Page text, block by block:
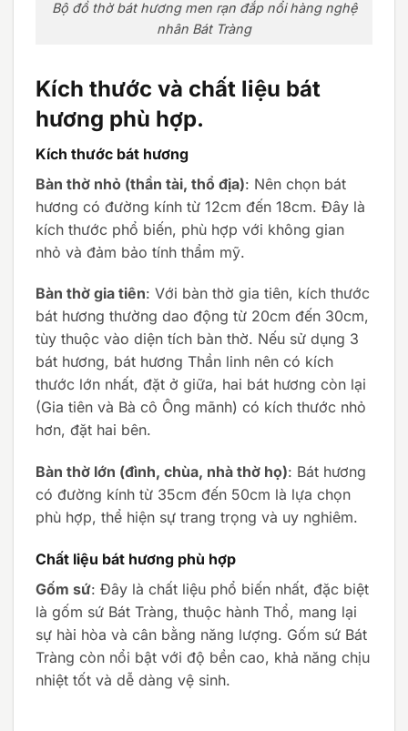
Bộ đồ thờ bát hương men rạn đắp nổi hàng nghệ
nhân Bát Tràng
Kích thước và chất liệu bát
hương phù hợp.
Kích thước bát hương
Bàn thờ nhỏ (thần tài, thổ địa): Nên chọn bát
hương có đường kính từ 12cm đến 18cm. Đây là
kích thước phổ biến, phù hợp với không gian
nhỏ và đảm bảo tính thẩm mỹ.
Bàn thờ gia tiên: Với bàn thờ gia tiên, kích thước
bát hương thường dao động từ 20cm đến 30cm,
tùy thuộc vào diện tích bàn thờ. Nếu sử dụng 3
bát hương, bát hương Thần linh nên có kích
thước lớn nhất, đặt ở giữa, hai bát hương còn lại
(Gia tiên và Bà cô Ông mãnh) có kích thước nhỏ
hơn, đặt hai bên.
Bàn thờ lớn (đình, chùa, nhà thờ họ): Bát hương
có đường kính từ 35cm đến 50cm là lựa chọn
phù hợp, thể hiện sự trang trọng và uy nghiêm.
Chất liệu bát hương phù hợp
Gốm sứ: Đây là chất liệu phổ biến nhất, đặc biệt
là gốm sứ Bát Tràng, thuộc hành Thổ, mang lại
sự hài hòa và cân bằng năng lượng. Gốm sứ Bát
Tràng còn nổi bật với độ bền cao, khả năng chịu
nhiệt tốt và dễ dàng vệ sinh.